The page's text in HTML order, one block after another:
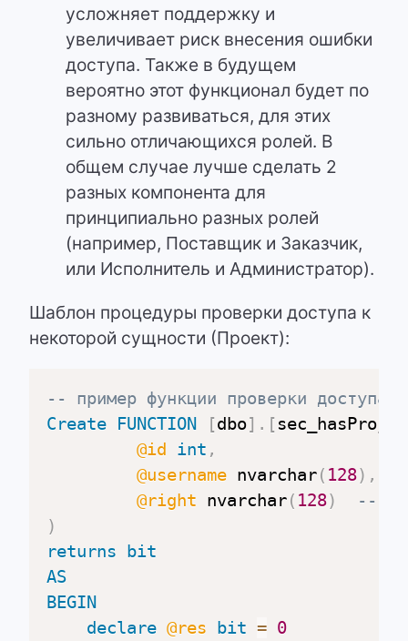
усложняет поддержку и
увеличивает риск внесения ошибки
доступа. Также в будущем
вероятно этот функционал будет по
разному развиваться, для этих
сильно отличающихся ролей. В
общем случае лучше сделать 2
разных компонента для
принципиально разных ролей
(например, Поставщик и Заказчик,
или Исполнитель и Администратор).
Шаблон процедуры проверки доступа к
некоторой сущности (Проект):
-- пример функции проверки доступа
Create FUNCTION [dbo] . [
@id int ,
@username nvarchar( 128) ,
@right nvarchar( 128)
--
)
returns bit
AS
BEGIN
declare @res bit = 0